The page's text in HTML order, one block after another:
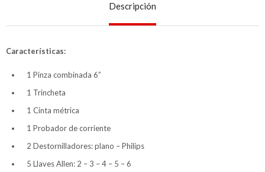
Descripción
Características:
1 Pinza combinada 6”
1 Trincheta
1 Cinta métrica
1 Probador de corriente
2 Destornilladores: plano – Philips
5 Llaves Allen: 2 – 3 – 4 – 5 – 6